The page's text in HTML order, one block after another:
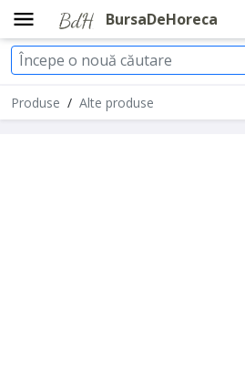
BursaDeHoreca
Produse / Alte produse